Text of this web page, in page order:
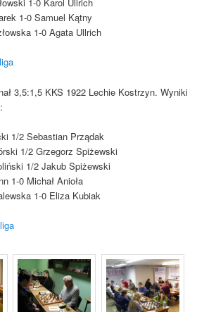
1-0 Karol Ullrich
1-0 Samuel Kątny
1-0 Agata Ullrich
3,5:1,5 KKS 1922 Lechie Kostrzyn. Wyniki
1/2 Sebastian Prządak
1/2 Grzegorz Spiżewski
1/2 Jakub Spiżewski
1-0 Michał Anioła
1-0 Eliza Kubiak